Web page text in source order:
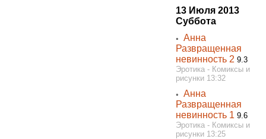
13 Июля 2013
Суббота
◦Анна
Развращенная
невинность 2 9.3
Эротика - Комиксы и
рисунки 13:32
◦Анна
Развращенная
невинность 1 9.6
Эротика - Комиксы и
рисунки 13:25